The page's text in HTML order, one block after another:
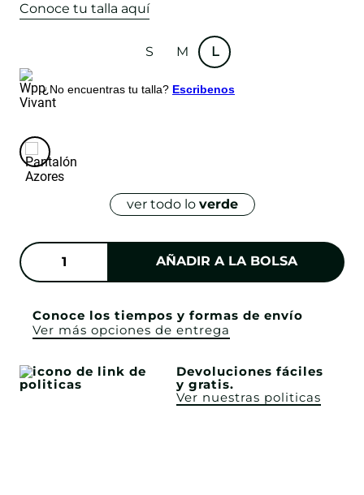
Conoce tu talla aquí
S M L
¿No encuentras tu talla? Escribenos
ver todo lo verde
AÑADIR A LA BOLSA
Conoce los tiempos y formas de envío
Ver más opciones de entrega
Devoluciones fáciles
y gratis.
Ver nuestras politicas